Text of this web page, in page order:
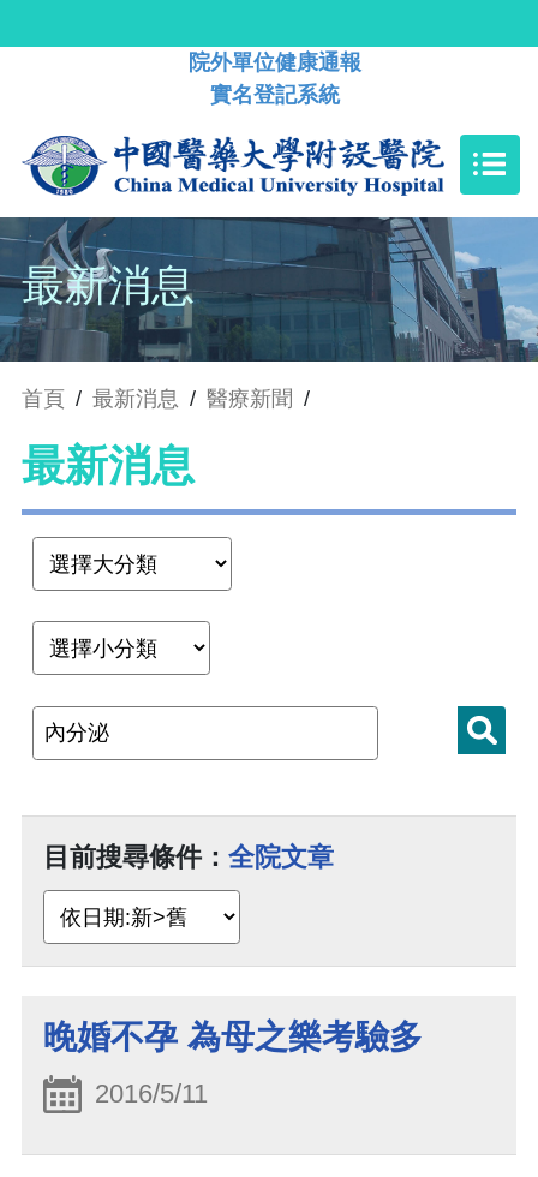
院外單位健康通報
實名登記系統
最新消息
首頁 / 最新消息 / 醫療新聞 /
最新消息
目前搜尋條件： 全院文章
晚婚不孕 為母之樂考驗多
2016/5/11